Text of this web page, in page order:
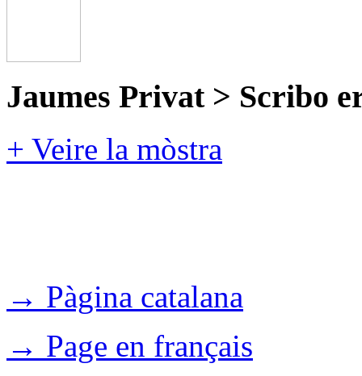
Jaumes Privat > Scribo
+ Veire la mòstra
→ Pàgina catalana
→ Page en français